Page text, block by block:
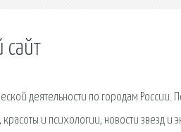
деятельности по городам России.
и психологии, новости звезд и